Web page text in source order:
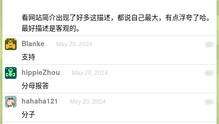
看网站简介出现了好多这描述，都说自己最大，有点浮夸了哈。
最好描述是客观的。
62
Blanke May 20, 2024
支持
63
hippieZhou May 20, 2024
分母报答
64
hahaha121 May 20, 2024
分子